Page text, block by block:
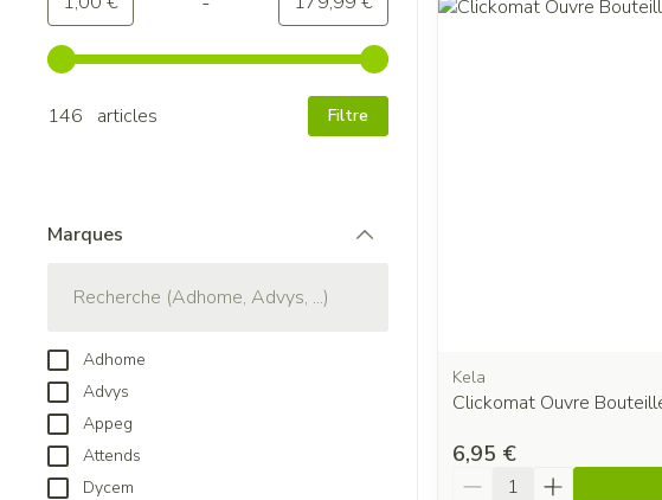
Utilisez les touches fléchées gauche et droite pour ajuster les valeurs
146 articles
Filtre
Marques
Adhome
Advys
Appeg
Attends
Dycem
Kela
Clickomat Ouvre
6,95 €
Quantité